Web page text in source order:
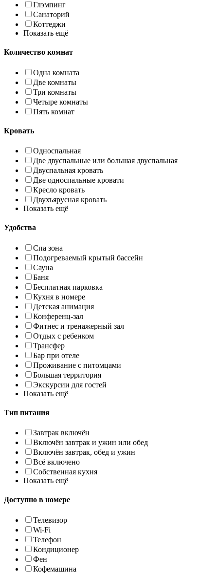
Глэмпинг
Санаторий
Коттеджи
Показать ещё
Количество комнат
Одна комната
Две комнаты
Три комнаты
Четыре комнаты
Пять комнат
Кровать
Односпальная
Две двуспальные или большая двуспальная
Двуспальная кровать
Две односпальные кровати
Кресло кровать
Двухъярусная кровать
Показать ещё
Удобства
Спа зона
Подогреваемый крытый бассейн
Сауна
Баня
Бесплатная парковка
Кухня в номере
Детская анимация
Конференц-зал
Фитнес и тренажерный зал
Отдых с ребенком
Трансфер
Бар при отеле
Проживание с питомцами
Большая территория
Экскурсии для гостей
Показать ещё
Тип питания
Завтрак включён
Включён завтрак и ужин или обед
Включён завтрак, обед и ужин
Всё включено
Собственная кухня
Показать ещё
Доступно в номере
Телевизор
Wi-Fi
Телефон
Кондиционер
Фен
Кофемашина